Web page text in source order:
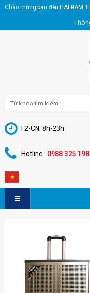
Chào mừng bạn đến HAI NAM
T2-CN: 8h-23h
Hotline : 0988 325 198